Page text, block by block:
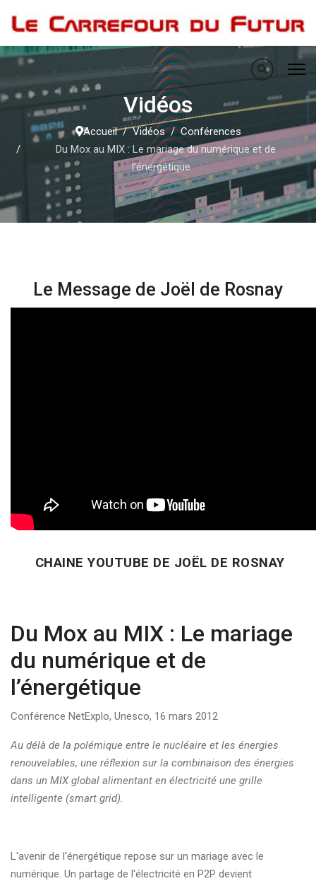
Vidéos
Accueil Vidéos
Conférences
Du Mox au MIX : Le mariage du numérique et de
l’énergétique
Le Message de Joël de Rosnay
CHAINE YOUTUBE DE JOËL DE ROSNAY
Du Mox au MIX : Le mariage
du numérique et de
l’énergétique
Conférence NetExplo, Unesco, 16 mars 2012
Au délà de la polémique entre le nucléaire et les énergies
renouvelables, une réflexion sur la combinaison des énergies
dans un MIX global alimentant en électricité une grille
intelligente (smart grid).
L'avenir de l'énergétique repose sur un mariage avec le
numérique. Un partage de l'électricité en P2P devient